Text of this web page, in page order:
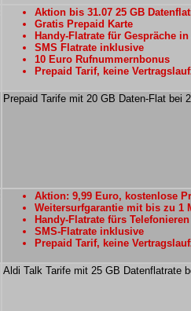
Aktion bis 31.07 25 GB
Gratis Prepaid Karte
Handy-Flatrate für Gespräche
SMS Flatrate inklusive
10 Euro Rufnummernbonus
Prepaid Tarif, keine
Prepaid Tarife mit 20 GB Daten-Flat bei
Aktion: 9,99 Euro, kostenlose
Weitersurfgarantie mit bis zu 1
Handy-Flatrate fürs Telefonieren
SMS-Flatrate inklusive
Prepaid Tarif, keine
Aldi Talk Tarife mit 25 GB Datenflatrate